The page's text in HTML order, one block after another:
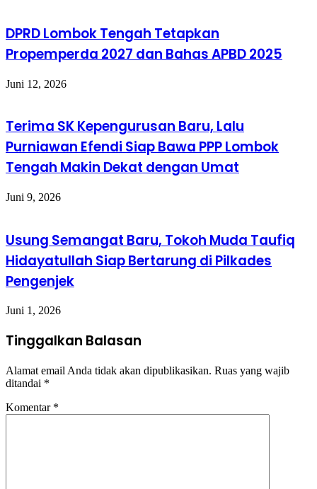
DPRD Lombok Tengah Tetapkan
Propemperda 2027 dan Bahas APBD 2025
Juni 12, 2026
Terima SK Kepengurusan Baru, Lalu
Purniawan Efendi Siap Bawa PPP Lombok
Tengah Makin Dekat dengan Umat
Juni 9, 2026
Usung Semangat Baru, Tokoh Muda Taufiq
Hidayatullah Siap Bertarung di Pilkades
Pengenjek
Juni 1, 2026
Tinggalkan Balasan
Alamat email Anda tidak akan dipublikasikan. Ruas yang wajib
ditandai *
Komentar *